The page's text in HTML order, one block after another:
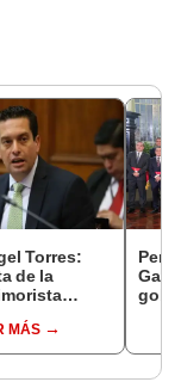
Torres:
de la
MÁS